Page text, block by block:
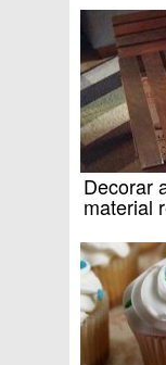
Decorar
material